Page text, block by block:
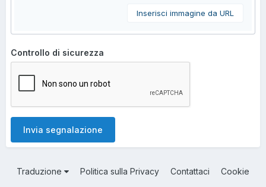
Inserisci immagine da URL
Controllo di sicurezza
Invia segnalazione
Traduzione Politica sulla Privacy Contattaci Cookie